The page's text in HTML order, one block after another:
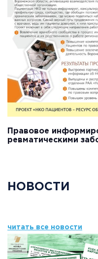
Правовое
ревматическими
НОВОСТИ
читать все новости